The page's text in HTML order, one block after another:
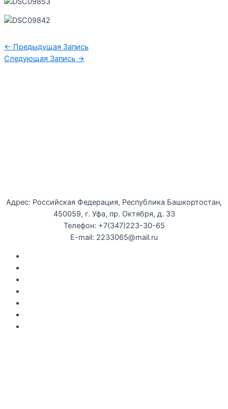
← Предыдущая Запись
Следующая Запись →
Адрес: Российская Федерация, Республика Башкортостан,
450059, г. Уфа, пр. Октября, д. 33
Телефон: +7(347)223-30-65
E-mail: 2233065@mail.ru